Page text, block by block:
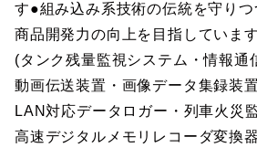
す●組み込み系技術の伝統を守りつ
商品開発力の向上を目指していま
(タンク残量監視システム・情報通
動画伝送装置・画像データ集録装置
LAN対応データロガー・列車火災
高速デジタルメモリレコーダ変換